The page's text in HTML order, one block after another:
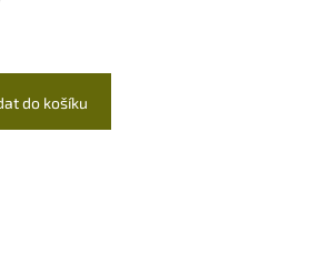
do košíku